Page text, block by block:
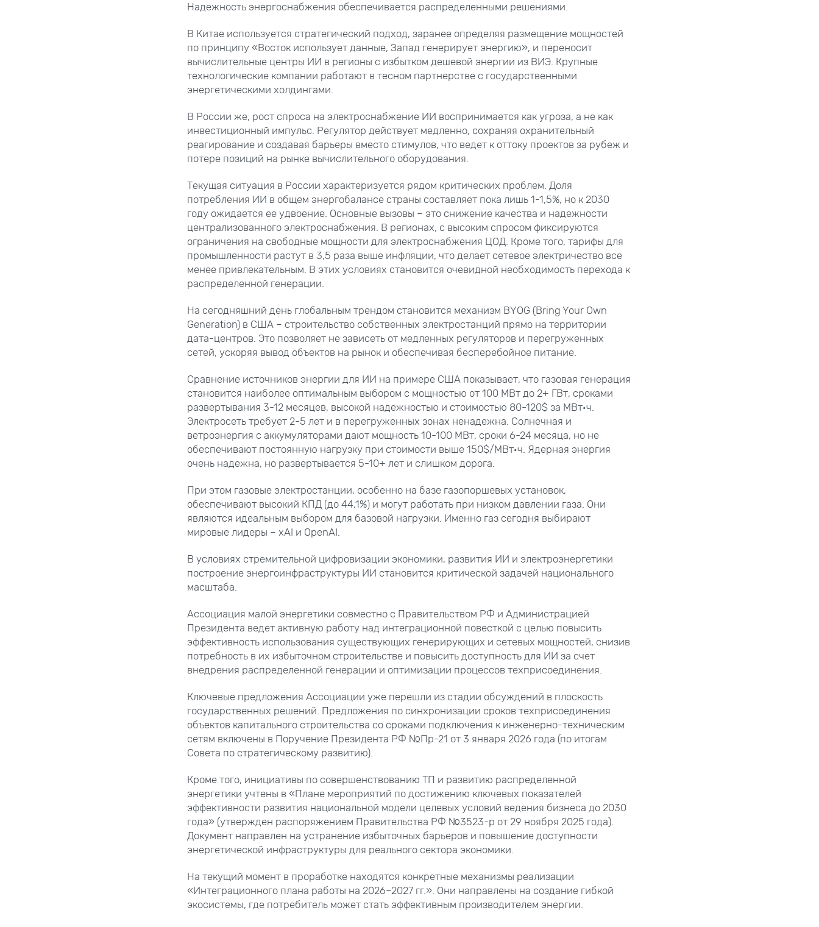
Надежность энергоснабжения обеспечивается распределенными решениями.
В Китае используется стратегический подход, заранее определяя размещение мощностей
по принципу «Восток использует данные, Запад генерирует энергию», и переносит
вычислительные центры ИИ в регионы с избытком дешевой энергии из ВИЭ. Крупные
технологические компании работают в тесном партнерстве с государственными
энергетическими холдингами.
В России же, рост спроса на электроснабжение ИИ воспринимается как угроза, а не как
инвестиционный импульс. Регулятор действует медленно, сохраняя охранительный
реагирование и создавая барьеры вместо стимулов, что ведет к оттоку проектов за рубеж и
потере позиций на рынке вычислительного оборудования.
Текущая ситуация в России характеризуется рядом критических проблем. Доля
потребления ИИ в общем энергобалансе страны составляет пока лишь 1-1,5%, но к 2030
году ожидается ее удвоение. Основные вызовы – это снижение качества и надежности
централизованного электроснабжения. В регионах, с высоким спросом фиксируются
ограничения на свободные мощности для электроснабжения ЦОД. Кроме того, тарифы для
промышленности растут в 3,5 раза выше инфляции, что делает сетевое электричество все
менее привлекательным. В этих условиях становится очевидной необходимость перехода к
распределенной генерации.
На сегодняшний день глобальным трендом становится механизм BYOG (Bring Your Own
Generation) в США – строительство собственных электростанций прямо на территории
дата-центров. Это позволяет не зависеть от медленных регуляторов и перегруженных
сетей, ускоряя вывод объектов на рынок и обеспечивая бесперебойное питание.
Сравнение источников энергии для ИИ на примере США показывает, что газовая генерация
становится наиболее оптимальным выбором с мощностью от 100 МВт до 2+ ГВт, сроками
развертывания 3-12 месяцев, высокой надежностью и стоимостью 80-120$ за МВт·ч.
Электросеть требует 2-5 лет и в перегруженных зонах ненадежна. Солнечная и
ветроэнергия с аккумуляторами дают мощность 10-100 МВт, сроки 6-24 месяца, но не
обеспечивают постоянную нагрузку при стоимости выше 150$/МВт·ч. Ядерная энергия
очень надежна, но развертывается 5-10+ лет и слишком дорога.
При этом газовые электростанции, особенно на базе газопоршевых установок,
обеспечивают высокий КПД (до 44,1%) и могут работать при низком давлении газа. Они
являются идеальным выбором для базовой нагрузки. Именно газ сегодня выбирают
мировые лидеры – xAI и OpenAI.
В условиях стремительной цифровизации экономики, развития ИИ и электроэнергетики
построение энергоинфраструктуры ИИ становится критической задачей национального
масштаба.
Ассоциация малой энергетики совместно с Правительством РФ и Администрацией
Президента ведет активную работу над интеграционной повесткой с целью повысить
эффективность использования существующих генерирующих и сетевых мощностей, снизив
потребность в их избыточном строительстве и повысить доступность для ИИ за счет
внедрения распределенной генерации и оптимизации процессов техприсоединения.
Ключевые предложения Ассоциации уже перешли из стадии обсуждений в плоскость
государственных решений. Предложения по синхронизации сроков техприсоединения
объектов капитального строительства со сроками подключения к инженерно-техническим
сетям включены в Поручение Президента РФ №Пр-21 от 3 января 2026 года (по итогам
Совета по стратегическому развитию).
Кроме того, инициативы по совершенствованию ТП и развитию распределенной
энергетики учтены в «Плане мероприятий по достижению ключевых показателей
эффективности развития национальной модели целевых условий ведения бизнеса до 2030
года» (утвержден распоряжением Правительства РФ №3523-р от 29 ноября 2025 года).
Документ направлен на устранение избыточных барьеров и повышение доступности
энергетической инфраструктуры для реального сектора экономики.
На текущий момент в проработке находятся конкретные механизмы реализации
«Интеграционного плана работы на 2026–2027 гг.». Они направлены на создание гибкой
экосистемы, где потребитель может стать эффективным производителем энергии.